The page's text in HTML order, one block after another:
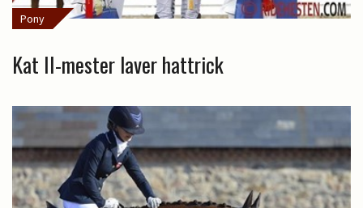
Pony
Kat II-mester laver hattrick